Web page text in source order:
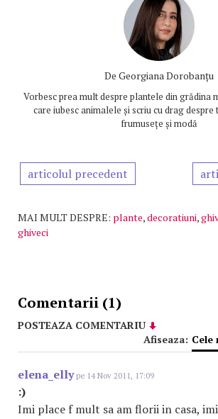
De Georgiana Dorobanțu
Vorbesc prea mult despre plantele din grădina
care iubesc animalele și scriu cu drag despre
frumusețe și modă
articolul precedent
MAI MULT DESPRE: plante,decoratiuni,
ghiveci
Comentarii (1)
POSTEAZA COMENTARIU
Afiseaza: Cele
elena_ellype 14 Nov 2011, 17:09
:)
Imi place f mult sa am florii in casa,